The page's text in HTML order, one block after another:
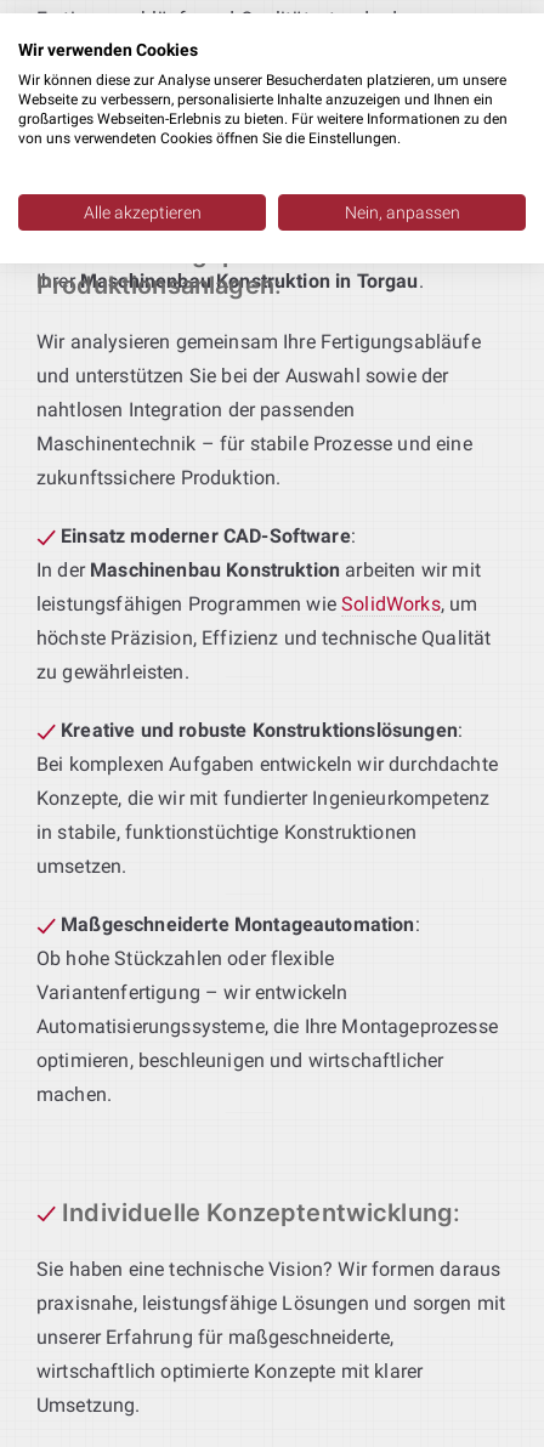
Fertigungsabläufe und Qualitätsstandards
abgestimmt sind.
Technik für maßgeschneiderte Produktionslinien:
Sie definieren das Produkt – wir liefern die passende
Endmontage entstehen bei uns durchgängige,
IhrerMaschinenbau Konstruktion in Torgau.
Produktionsanlagen:
Wir analysieren gemeinsam Ihre Fertigungsabläufe
und unterstützen Sie bei der Auswahl sowie der
nahtlosen Integration der passenden
Maschinentechnik – für stabile Prozesse und eine
zukunftssichere Produktion.
Einsatz moderner CAD-Software:
In der Maschinenbau Konstruktion arbeiten wir mit
leistungsfähigen Programmen wieSolidWorks, um
höchste Präzision, Effizienz und technische Qualität
zu gewährleisten.
Kreative und robuste Konstruktionslösungen:
Bei komplexen Aufgaben entwickeln wir durchdachte
Konzepte, die wir mit fundierter Ingenieurkompetenz
in stabile, funktionstüchtige Konstruktionen
umsetzen.
Maßgeschneiderte Montageautomation:
Ob hohe Stückzahlen oder flexible
Variantenfertigung – wir entwickeln
Automatisierungssysteme, die Ihre Montageprozesse
optimieren, beschleunigen und wirtschaftlicher
machen.
Individuelle Konzeptentwicklung:
Sie haben eine technische Vision? Wir formen daraus
praxisnahe, leistungsfähige Lösungen und sorgen mit
unserer Erfahrung für maßgeschneiderte,
wirtschaftlich optimierte Konzepte mit klarer
Umsetzung.
Wir verwenden Cookies
Wir können diese zur Analyse unserer Besucherdaten platzieren, um unsere
Webseite zu verbessern, personalisierte Inhalte anzuzeigen und Ihnen ein
großartiges Webseiten-Erlebnis zu bieten. Für weitere Informationen zu den
von uns verwendeten Cookies öffnen Sie die Einstellungen.
Alle akzeptieren Nein, anpassen